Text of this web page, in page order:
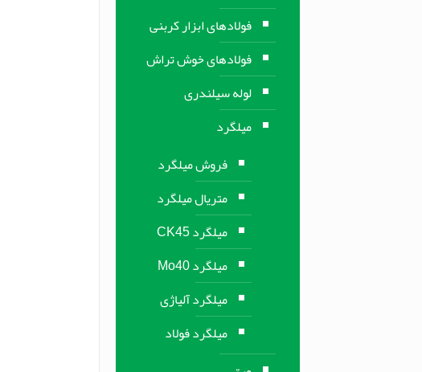
فولادهای ابزار کربنی
فولادهای خوش تراش
لوله سیلندری
میلگرد
فروش میلگرد
متریال میلگرد
میلگرد CK45
میلگرد Mo40
میلگرد آلیاژی
میلگرد فولاد